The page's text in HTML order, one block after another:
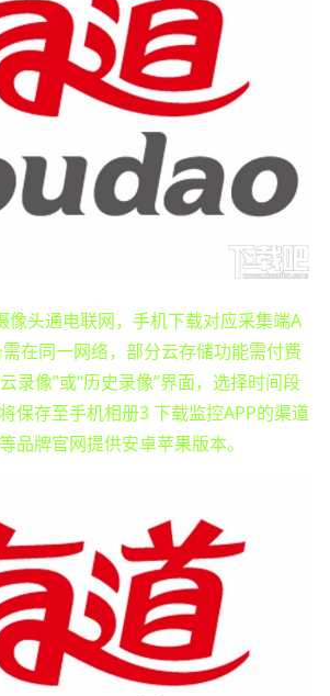
像头通电联网，手机下载对应采集端A
在同一网络，部分云存储功能需付费
录像”或“历史录像”界面，选择时间段
保存至手机相册3 下载监控APP的渠道
品牌官网提供安卓苹果版本。